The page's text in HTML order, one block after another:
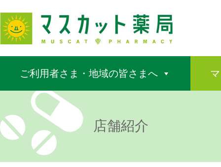
ご利用者さま・地域の皆さまへ
店舗紹介